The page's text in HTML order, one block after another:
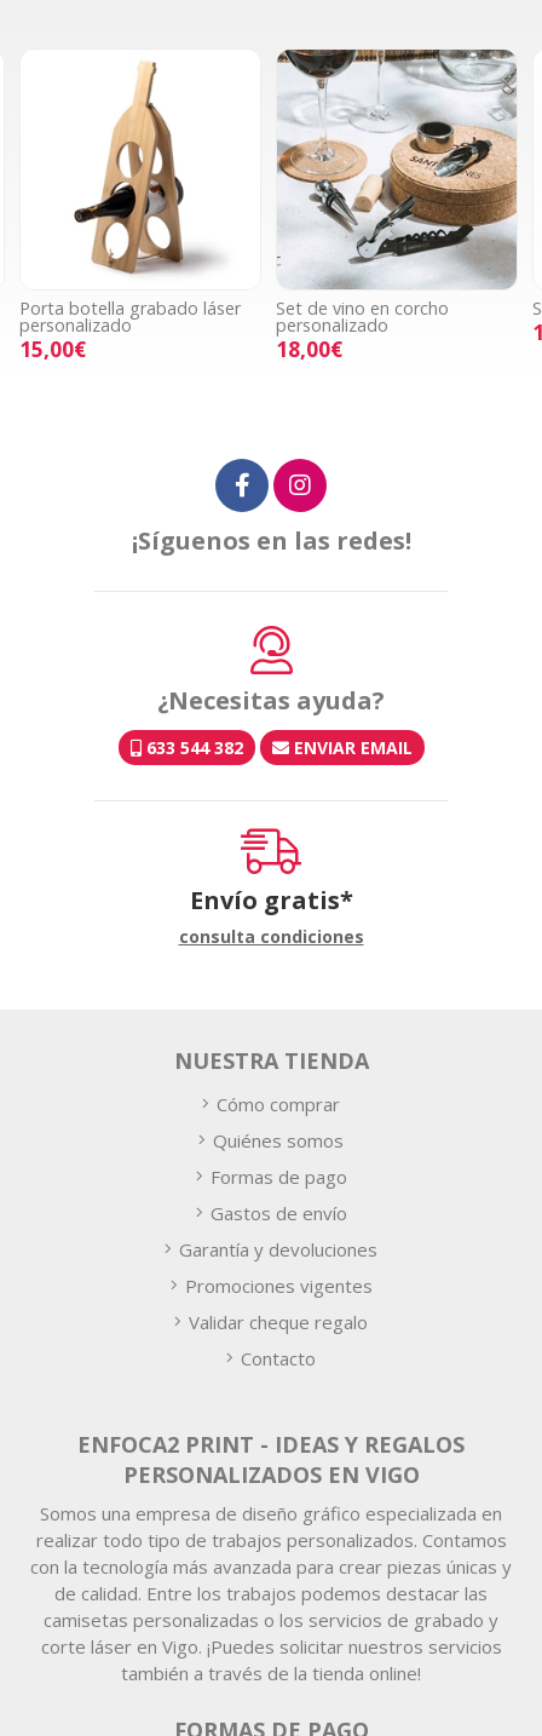
Porta botella grabado láser
personalizado
15,00€
Set de vino en corcho
personalizado
18,00€
¡Síguenos en las redes!
¿Necesitas ayuda?
633 544 382 ENVIAR EMAIL
Envío gratis*
consulta condiciones
ENFOCA2 PRINT - IDEAS Y REGALOS
PERSONALIZADOS EN VIGO
Somos una empresa de diseño gráfico especializada en
realizar todo tipo de trabajos personalizados. Contamos
con la tecnología más avanzada para crear piezas únicas y
de calidad. Entre los trabajos podemos destacar las
camisetas personalizadas o los servicios de grabado y
corte láser en Vigo. ¡Puedes solicitar nuestros servicios
también a través de la tienda online!
FORMAS DE PAGO
NUESTRA TIENDA
Cómo comprar
Quiénes somos
Formas de pago
Gastos de envío
Garantía y devoluciones
Promociones vigentes
Validar cheque regalo
Contacto